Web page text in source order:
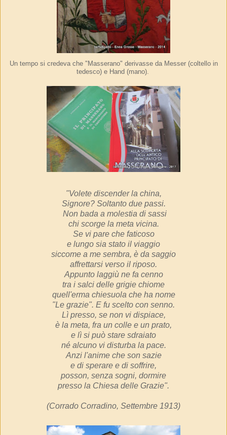
Un tempo si credeva che "Masserano" derivasse da Messer (coltello in
tedesco) e Hand (mano).
"Volete discender la china,
Signore? Soltanto due passi.
Non bada a molestia di sassi
chi scorge la meta vicina.
Se vi pare che faticoso
e lungo sia stato il viaggio
siccome a me sembra, è da saggio
affrettarsi verso il riposo.
Appunto laggiù ne fa cenno
tra i salci delle grigie chiome
quell'erma chiesuola che ha nome
"Le grazie". E fu scelto con senno.
Lì presso, se non vi dispiace,
è la meta, fra un colle e un prato,
e lì si può stare sdraiato
né alcuno vi disturba la pace.
Anzi l'anime che son sazie
e di sperare e di soffrire,
posson, senza sogni, dormire
presso la Chiesa delle Grazie".
(Corrado Corradino, Settembre 1913)